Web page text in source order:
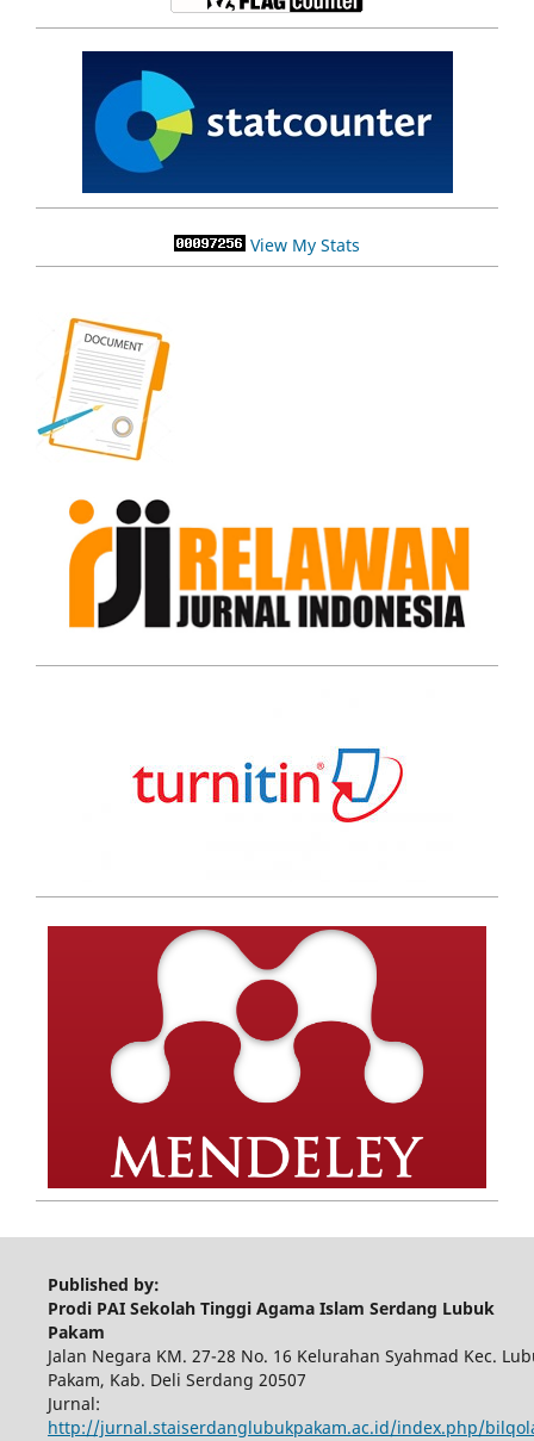
View My Stats
Published by:
Prodi PAI Sekolah Tinggi Agama Islam Serdang Lubuk
Pakam
Jalan Negara KM. 27-28 No. 16 Kelurahan Syahmad Kec.
Pakam, Kab. Deli Serdang 20507
Jurnal:
http://jurnal.staiserdanglubukpakam.ac.id/index.php/